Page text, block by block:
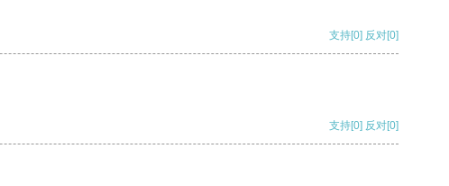
支持[0] 反对[0]
支持[0] 反对[0]